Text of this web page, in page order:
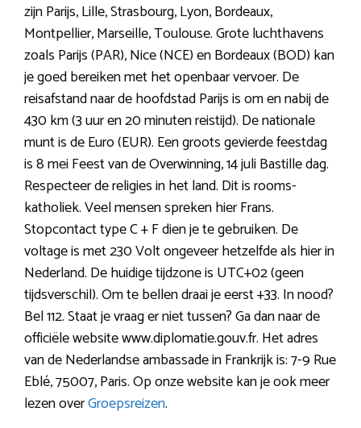
zijn Parijs, Lille, Strasbourg, Lyon, Bordeaux,
Montpellier, Marseille, Toulouse. Grote luchthavens
zoals Parijs (PAR), Nice (NCE) en Bordeaux (BOD) kan
je goed bereiken met het openbaar vervoer. De
reisafstand naar de hoofdstad Parijs is om en nabij de
430 km (3 uur en 20 minuten reistijd). De nationale
munt is de Euro (EUR). Een groots gevierde feestdag
is 8 mei Feest van de Overwinning, 14 juli Bastille dag.
Respecteer de religies in het land. Dit is rooms-
katholiek. Veel mensen spreken hier Frans.
Stopcontact type C + F dien je te gebruiken. De
voltage is met 230 Volt ongeveer hetzelfde als hier in
Nederland. De huidige tijdzone is UTC+02 (geen
tijdsverschil). Om te bellen draai je eerst +33. In nood?
Bel 112. Staat je vraag er niet tussen? Ga dan naar de
officiële website www.diplomatie.gouv.fr. Het adres
van de Nederlandse ambassade in Frankrijk is: 7-9 Rue
Eblé, 75007, Paris. Op onze website kan je ook meer
lezen overGroepsreizen.